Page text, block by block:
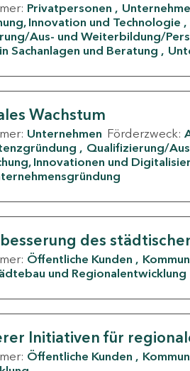
Privatpersonen
Innovation und Technologie
Aus- und Weiterbildung/
Sachanlagen und Beratung
Wachstum
Unternehmen Förderzweck:
Qualifizierung/
Innovationen und
des
Öffentliche Kunden
und Regionalentwicklung
Initiativen für
Öffentliche Kunden